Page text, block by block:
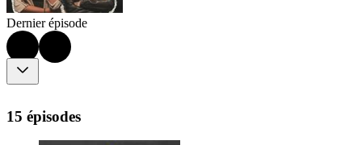
Dernier épisode
15 épisodes